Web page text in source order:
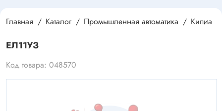
Главная Каталог Промышленная автоматика Кипиа
ЕЛ11УЗ
Код товара: 048570